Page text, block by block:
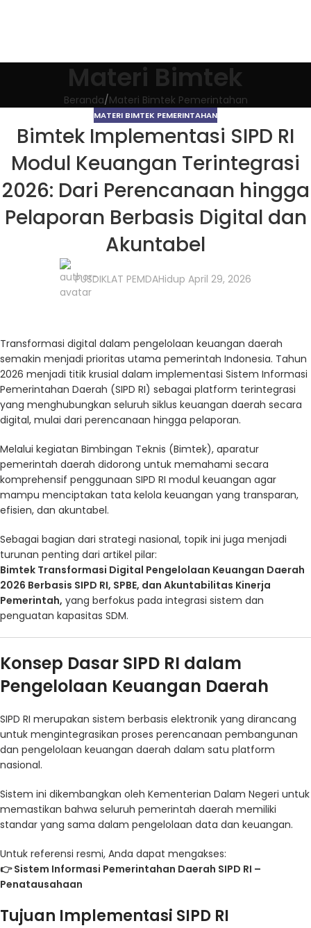
Materi Bimtek
Beranda Materi Bimtek Pemerintahan
MATERI BIMTEK PEMERINTAHAN
Bimtek Implementasi SIPD RI
Modul Keuangan Terintegrasi
2026: Dari Perencanaan hingga
Pelaporan Berbasis Digital dan
Akuntabel
PUSDIKLAT PEMDAHidup April 29, 2026
Transformasi digital dalam pengelolaan keuangan daerah
semakin menjadi prioritas utama pemerintah Indonesia. Tahun
2026 menjadi titik krusial dalam implementasi Sistem Informasi
Pemerintahan Daerah (SIPD RI) sebagai platform terintegrasi
yang menghubungkan seluruh siklus keuangan daerah secara
digital, mulai dari perencanaan hingga pelaporan.
Melalui kegiatan Bimbingan Teknis (Bimtek), aparatur
pemerintah daerah didorong untuk memahami secara
komprehensif penggunaan SIPD RI modul keuangan agar
mampu menciptakan tata kelola keuangan yang transparan,
efisien, dan akuntabel.
Sebagai bagian dari strategi nasional, topik ini juga menjadi
turunan penting dari artikel pilar:
Bimtek Transformasi Digital Pengelolaan Keuangan Daerah
2026 Berbasis SIPD RI, SPBE, dan Akuntabilitas Kinerja
Pemerintah, yang berfokus pada integrasi sistem dan
penguatan kapasitas SDM.
Konsep Dasar SIPD RI dalam
Pengelolaan Keuangan Daerah
SIPD RI merupakan sistem berbasis elektronik yang dirancang
untuk mengintegrasikan proses perencanaan pembangunan
dan pengelolaan keuangan daerah dalam satu platform
nasional.
Sistem ini dikembangkan oleh Kementerian Dalam Negeri untuk
memastikan bahwa seluruh pemerintah daerah memiliki
standar yang sama dalam pengelolaan data dan keuangan.
Untuk referensi resmi, Anda dapat mengakses:
👉Sistem Informasi Pemerintahan Daerah SIPD RI –
Penatausahaan
Tujuan Implementasi SIPD RI